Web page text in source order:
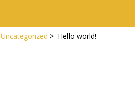
Uncategorized > Hello world!